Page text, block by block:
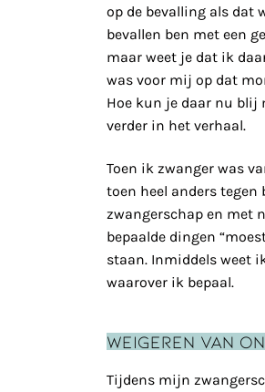
op de bevalling als dat
bevallen ben met een
maar weet je dat ik
was voor mij op dat
Hoe kun je daar nu blij
verder in het verhaal.
Toen ik zwanger was
toen heel anders
zwangerschap en met
bepaalde dingen
staan. Inmiddels weet
waarover ik bepaal.
Weigeren van
Tijdens mijn